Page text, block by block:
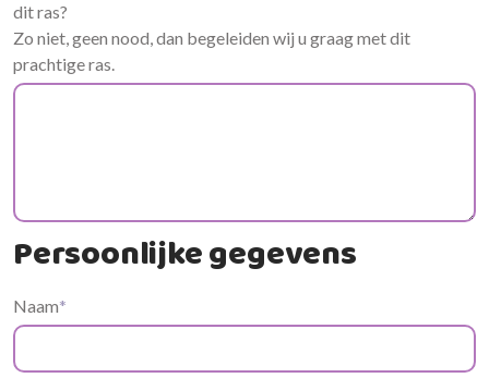
dit ras?
Zo niet, geen nood, dan begeleiden wij u graag met dit
prachtige ras.
Persoonlijke gegevens
Naam*